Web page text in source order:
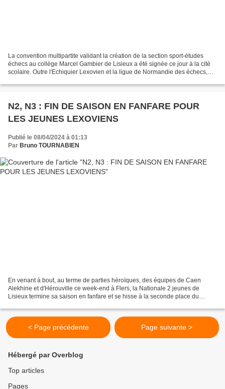
La convention multipartite validant la création de la section sport-études
échecs au collège Marcel Gambier de Lisieux a été signée ce jour à la cité
scolaire. Outre l'Echiquier Lexovien et la ligue de Normandie des échecs,
N2, N3 : FIN DE SAISON EN FANFARE POUR
LES JEUNES LEXOVIENS
Publié le 08/04/2024 à 01:13
Par Bruno TOURNABIEN
En venant à bout, au terme de parties héroïques, des équipes de Caen
Alekhine et d'Hérouville ce week-end à Flers, la Nationale 2 jeunes de
Lisieux termine sa saison en fanfare et se hisse à la seconde place du
< Page précédente Page suivante >
Hébergé par Overblog
Top articles
Pages